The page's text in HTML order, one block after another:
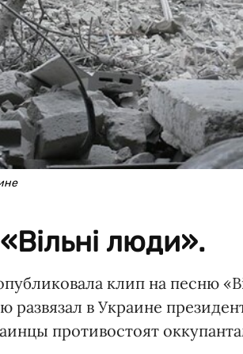
люди».
клип на песню
в Украине
противостоят